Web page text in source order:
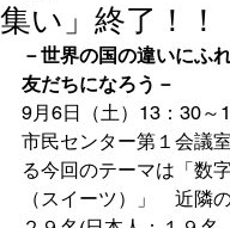
集い」終了！！
－世界の国の違いにふ
友だちになろう－
9月6日（土）13：30～
市民センター第１会議
る今回のテーマは「数
（スイーツ）」　近隣